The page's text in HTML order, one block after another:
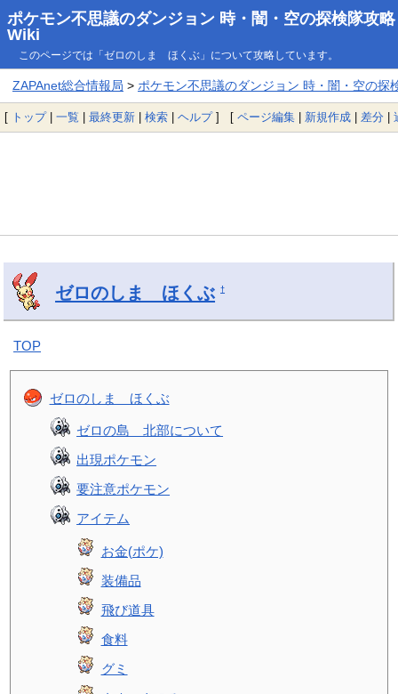
ポケモン不思議のダンジョン 時・闇・空の探検隊攻略
Wiki
このページでは「ゼロのしま ほくぶ」について攻略しています。
ZAPAnet総合情報局 > ポケモン不思議のダンジョン 時・闇・空の探
[ トップ| 一覧 | 最終更新 | 検索 | ヘルプ] [ ページ編集 | 新規作成 | 差分 |
ゼロのしま ほくぶ †
TOP
ゼロのしま ほくぶ
ゼロの島 北部について
出現ポケモン
要注意ポケモン
アイテム
お金(ポケ)
装備品
飛び道具
食料
グミ